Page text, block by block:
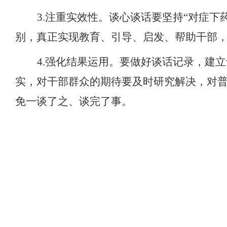
3.注重实效性。 谈心谈话要坚持“对症下
别， 真正实现教育、引导、启发、帮助干部
4.强化结果运用。 要做好谈话记录 ，建
实， 对干部群众的期待要及时研究解决，对
免一谈了之、谈完了事。